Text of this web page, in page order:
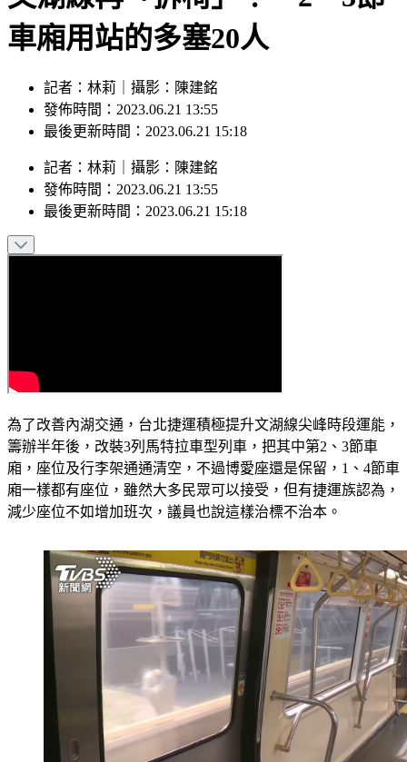
文湖線再「拆椅」！ 2、3節
車廂用站的多塞20人
記者：林莉｜攝影：陳建銘
發佈時間：2023.06.21 13:55
記者：林莉 ｜攝影：陳建銘
發佈時間：2023.06.21 13:55
為了改善內湖交通，台北捷運積極提升文湖線尖峰時段運能，
籌辦半年後，改裝3列馬特拉車型列車，把其中第2、3節車
廂，座位及行李架通通清空，不過博愛座還是保留，1、4節車
廂一樣都有座位，雖然大多民眾可以接受，但有捷運族認為，